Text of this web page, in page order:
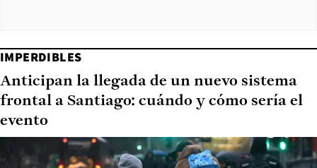
IMPERDIBLES
Anticipan la llegada de un nuevo sistema
frontal a Santiago: cuándo y cómo sería el
evento